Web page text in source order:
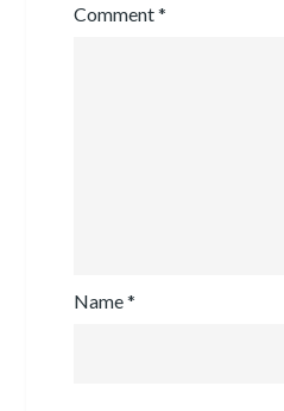
Comment*
Name*